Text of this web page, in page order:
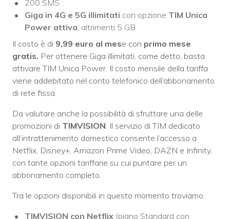
200 SMS
Giga in 4G e 5G illimitati con opzione TIM Unica
Power attiva , altrimenti 5 GB
Il costo è di 9,99 euro al mese con primo mese
gratis. Per ottenere Giga illimitati, come detto, basta
attivare TIM Unica Power. Il costo mensile della tariffa
viene addebitato nel conto telefonico dell’abbonamento
di rete fissa.
Da valutare anche la possibilità di sfruttare una delle
promozioni di TIMVISION . Il servizio di TIM dedicato
all’intrattenimento domestico consente l’accesso a
Netflix, Disney+, Amazon Prime Video, DAZN e Infinity,
con tante opzioni tariffarie su cui puntare per un
abbonamento completo.
Tra le opzioni disponibili in questo momento troviamo:
TIMVISION con Netflix (piano Standard con